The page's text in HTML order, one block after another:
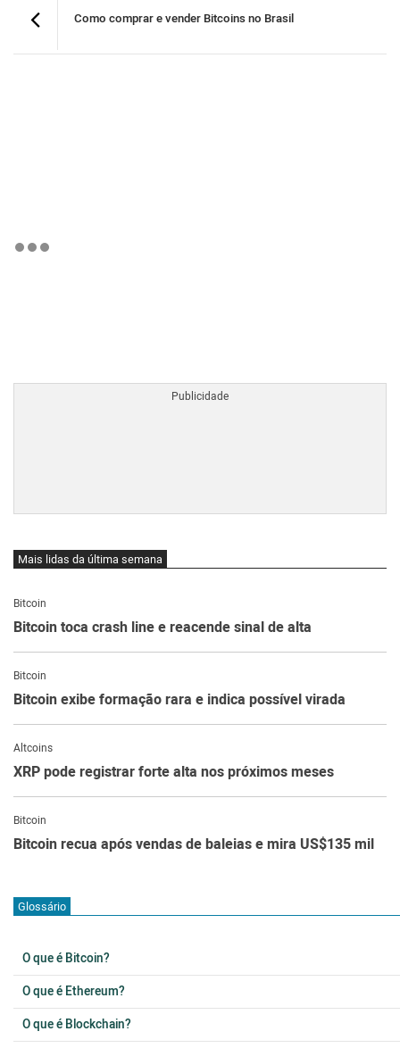
Como comprar e vender Bitcoins no Brasil
Mais lidas da última semana
Bitcoin
Bitcoin toca crash line e reacende sinal de alta
Bitcoin
Bitcoin exibe formação rara e indica possível virada
Altcoins
XRP pode registrar forte alta nos próximos meses
Bitcoin
Bitcoin recua após vendas de baleias e mira US$135 mil
Glossário
O que é Bitcoin?
O que é Ethereum?
O que é Blockchain?